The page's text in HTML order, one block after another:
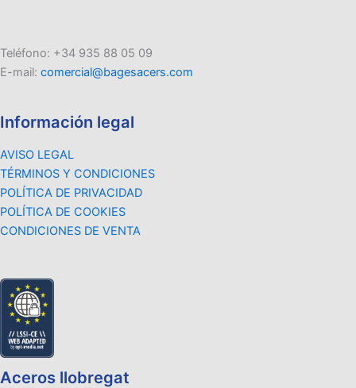
Teléfono: +34 935 88 05 09
E-mail: comercial@bagesacers.com
Información legal
AVISO LEGAL
TÉRMINOS Y CONDICIONES
POLÍTICA DE PRIVACIDAD
POLÍTICA DE COOKIES
CONDICIONES DE VENTA
Aceros llobregat